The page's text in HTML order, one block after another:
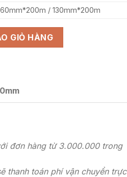
/ 130mm*200m
số lượng
GIỎ HÀNG
đơn hàng từ 3.000.000 trong
thanh toán phí vận chuyển trực